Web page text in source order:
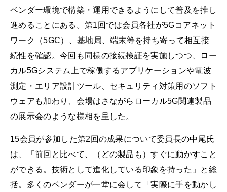
ベンダー環境で構築・運用できるようにして普及を推し
進めることにある。第1回では会員各社が5Gコアネット
ワーク（5GC）、基地局、端末等を持ち寄って相互接
続性を確認。今回も同様の接続検証を実施しつつ、ロー
カル5Gシステム上で稼働するアプリケーションや電波
測定・エリア設計ツール、セキュリティ対策用のソフト
ウェアも加わり、会場はさながらローカル5G関連製品
の展示会のような様相を呈した。
15会員が参加した第2回の成果について委員長の中尾氏
は、「前回と比べて、（どの製品も）すぐに動かすこと
ができる。技術として進化している印象を持った」と総
括。多くのベンダーが一堂に会して「実際に手を動かし